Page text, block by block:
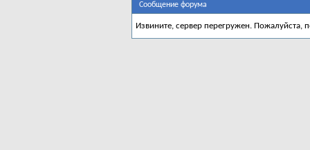
Сообщение форума
Извините, сервер перегружен. Пожалуйста,